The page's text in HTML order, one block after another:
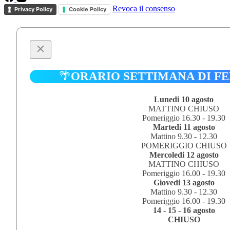
Privacy Policy Cookie Policy Revoca il consenso
🌴ORARIO SETTIMANA DI
Lunedi 10 agosto
MATTINO CHIUSO
Pomeriggio 16.30 - 19.30
Martedi 11 agosto
Mattino 9.30 - 12.30
POMERIGGIO CHIUSO
Mercoledi 12 agosto
MATTINO CHIUSO
Pomeriggio 16.00 - 19.30
Giovedi 13 agosto
Mattino 9.30 - 12.30
Pomeriggio 16.00 - 19.30
14 - 15 - 16 agosto
CHIUSO